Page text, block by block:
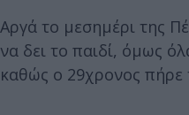
Αργά το μεσημέρι της
να δει το παιδί, όμως
καθώς ο 29χρονος